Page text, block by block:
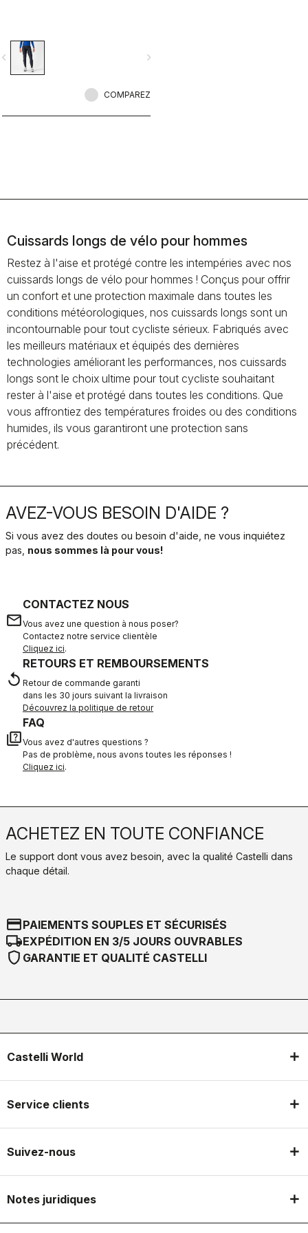
navigate_next
COMPAREZ
Cuissards longs de vélo pour hommes
Restez à l'aise et protégé contre les intempéries avec nos
cuissards longs de vélo pour hommes ! Conçus pour offrir
un confort et une protection maximale dans toutes les
conditions météorologiques, nos cuissards longs sont un
incontournable pour tout cycliste sérieux. Fabriqués avec
les meilleurs matériaux et équipés des dernières
technologies améliorant les performances, nos cuissards
longs sont le choix ultime pour tout cycliste souhaitant
rester à l'aise et protégé dans toutes les conditions. Que
vous affrontiez des températures froides ou des conditions
humides, ils vous garantiront une protection sans
précédent.
AVEZ-VOUS BESOIN D'AIDE ?
Si vous avez des doutes ou besoin d'aide, ne vous inquiétez
pas, nous sommes là pour vous!
email
CONTACTEZ NOUS
Vous avez une question à nous poser?
Contactez notre service clientèle
Cliquez ici.
replay
RETOURS ET REMBOURSEMENTS
Retour de commande garanti
dans les 30 jours suivant la livraison
Découvrez la politique de retour
quiz
FAQ
Vous avez d'autres questions ?
Pas de problème, nous avons toutes les réponses !
Cliquez ici.
ACHETEZ EN TOUTE CONFIANCE
Le support dont vous avez besoin, avec la qualité Castelli dans
chaque détail.
credit_cardPAIEMENTS SOUPLES ET SÉCURISÉS
local_shippingEXPÉDITION EN 3/5 JOURS OUVRABLES
shield GARANTIE ET QUALITÉ CASTELLI
Castelli World
Service clients
Suivez-nous
Notes juridiques